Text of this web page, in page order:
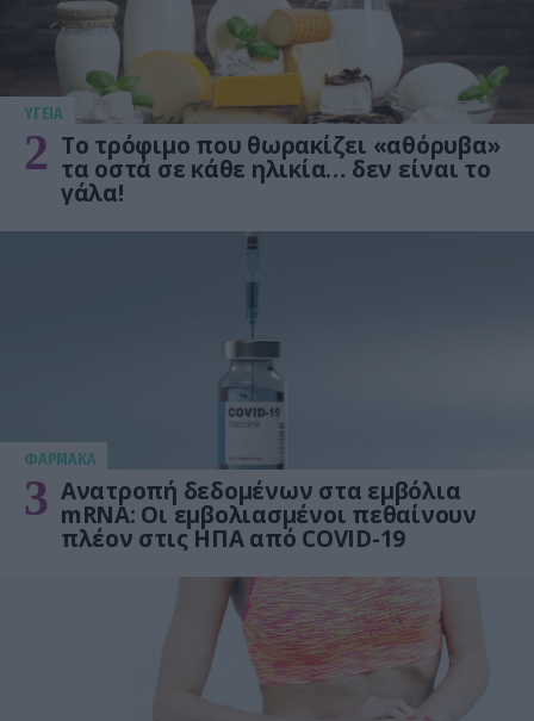
ΥΓΕΙΑ
2 Το τρόφιμο που θωρακίζει «αθόρυβα»
τα οστά σε κάθε ηλικία… δεν είναι το
γάλα!
ΦΑΡΜΑΚΑ
3 Ανατροπή δεδομένων στα εμβόλια
mRNA: Οι εμβολιασμένοι πεθαίνουν
πλέον στις ΗΠΑ από COVID-19